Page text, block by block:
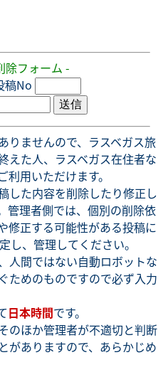
除フォーム -
稿No
りませんので、ラスベガス旅
えた人、ラスベガス在住者な
用いただけます。
した内容を削除したり修正し
管理者側では、個別の削除依
修正する可能性がある投稿に
し、管理してください。
人間ではない自動ロボットな
ためのものですので必ず入力
日本時間です。
のほか管理者が不適切と判断
がありますので、あらかじめ